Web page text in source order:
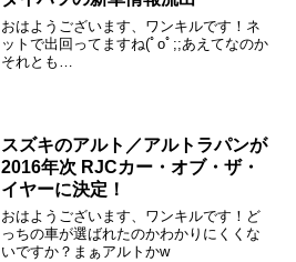
おはようございます、ワンキルです！ネ
ットで出回ってますね(ﾟoﾟ;;あえてなのか
それとも…
スズキのアルト／アルトラパンが
2016年次 RJCカー・オブ・ザ・
イヤーに決定！
おはようございます、ワンキルです！ど
っちの車が選ばれたのかわかりにくくな
いですか？まぁアルトかw